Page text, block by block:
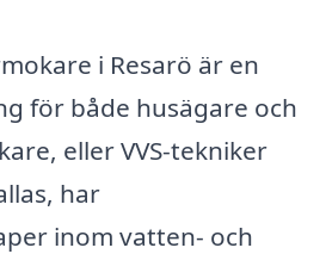
i Resarö är en
för både husägare och
eller VVS-tekniker
har
inom vatten- och